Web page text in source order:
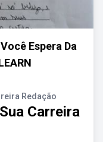
Espera Da
Redação
Carreira